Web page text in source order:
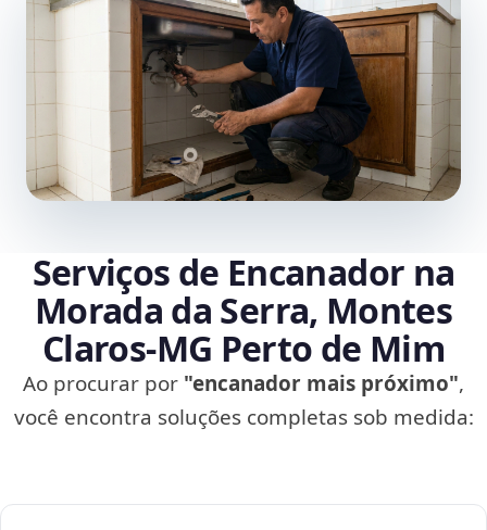
Serviços de Encanador na
Morada da Serra, Montes
Claros‑MG Perto de Mim
Ao procurar por "encanador mais próximo",
você encontra soluções completas sob medida: